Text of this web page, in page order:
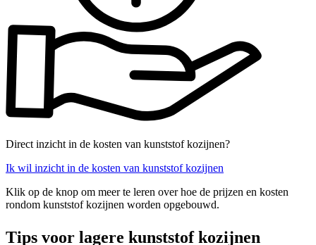
Direct inzicht in de kosten van kunststof kozijnen?
Ik wil inzicht in de kosten van kunststof kozijnen
Klik op de knop om meer te leren over hoe de prijzen en kosten
rondom kunststof kozijnen worden opgebouwd.
Tips voor lagere kunststof kozijnen